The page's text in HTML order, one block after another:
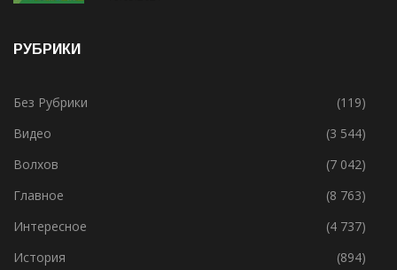
Без Рубрики
(119)
Видео
(3 544)
Волхов
(7 042)
Главное
(8 763)
Интересное
(4 737)